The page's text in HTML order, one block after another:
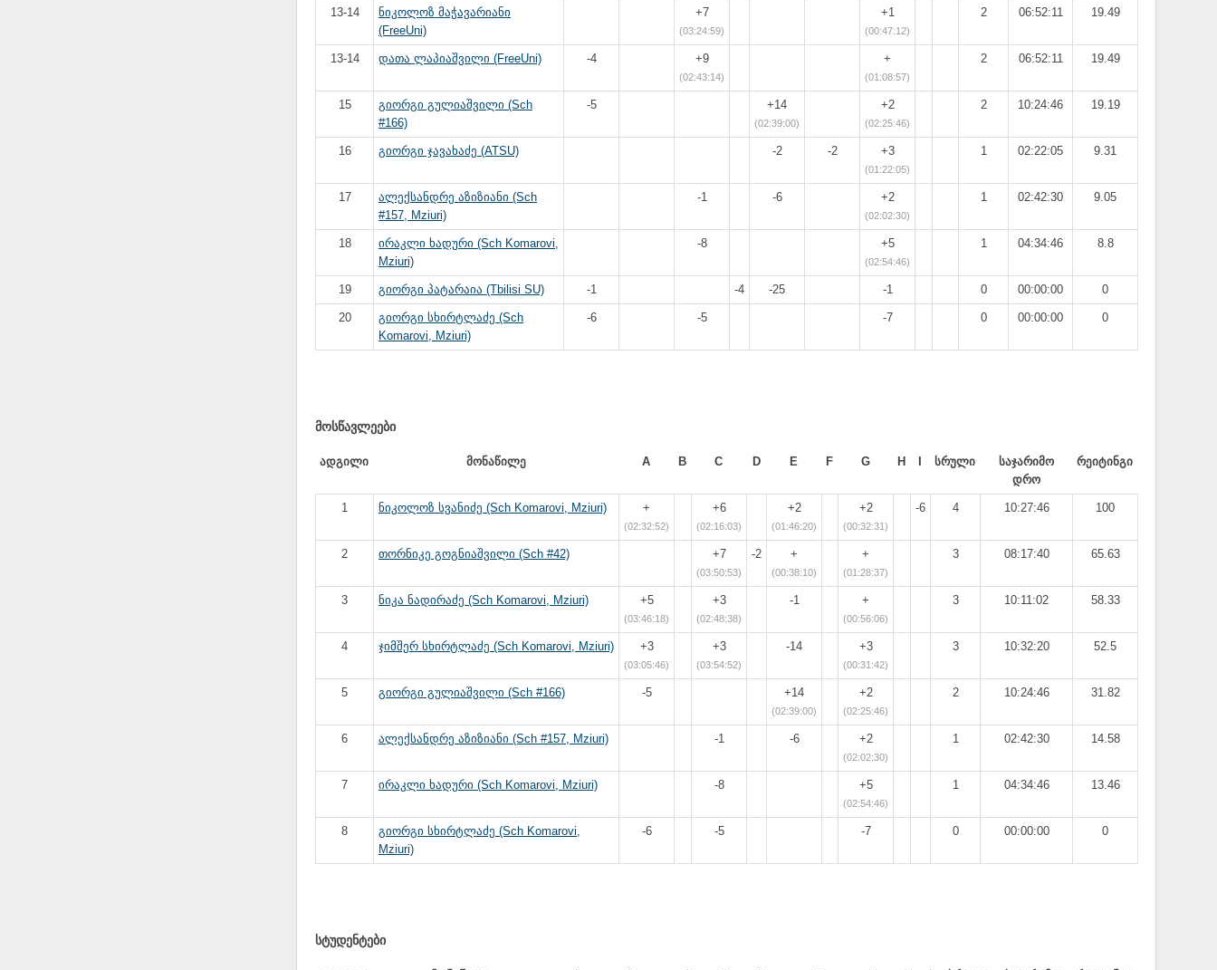
13-14
ნიკოლოზ მაჭავარიანი
(FreeUni)
+7
(03:24:59)
+1
(00:47:12)
2 06:52:11 19.49
13-14 დათა ლაპიაშვილი (FreeUni) -4 +9
(02:43:14)
+
(01:08:57)
2 06:52:11 19.49
15
გიორგი გულიაშვილი (Sch
#166)
-5 +14
(02:39:00)
+2
(02:25:46)
2 10:24:46 19.19
16 გიორგი ჯავახაძე (ATSU) -2 -2 +3
(01:22:05)
1 02:22:05 9.31
17
ალექსანდრე აზიზიანი (Sch
#157, Mziuri)
-1 -6 +2
(02:02:30)
1 02:42:30 9.05
18
ირაკლი ხადური (Sch Komarovi,
Mziuri)
-8 +5
(02:54:46)
1 04:34:46 8.8
19 გიორგი პატარაია (Tbilisi SU) -1 -4 -25 -1 0 00:00:00 0
20
გიორგი სხირტლაძე (Sch
Komarovi, Mziuri)
-6 -5 -7 0 00:00:00 0
მოსწავლეები
ადგილი მონაწილე A B C D E F G H სრული
საჯარიმო
დრო
რეიტინგი
1 ნიკოლოზ სვანიძე (Sch Komarovi, Mziuri) +
(02:32:52)
+6
(02:16:03)
+2
(01:46:20)
+2
(00:32:31)
-6 4 10:27:46 100
2 თორნიკე გოგნიაშვილი (Sch #42) +7
(03:50:53)
-2 +
(00:38:10)
+
(01:28:37)
3 08:17:40 65.63
3 ნიკა ნადირაძე (Sch Komarovi, Mziuri) +5
(03:46:18)
+3
(02:48:38)
-1 +
(00:56:06)
3 10:11:02 58.33
4 ჯიმშერ სხირტლაძე (Sch Komarovi, Mziuri) +3
(03:05:46)
+3
(03:54:52)
-14 +3
(00:31:42)
3 10:32:20 52.5
5 გიორგი გულიაშვილი (Sch #166) -5 +14
(02:39:00)
+2
(02:25:46)
2 10:24:46 31.82
6 ალექსანდრე აზიზიანი (Sch #157, Mziuri) -1 -6 +2
(02:02:30)
1 02:42:30 14.58
7 ირაკლი ხადური (Sch Komarovi, Mziuri) -8 +5
(02:54:46)
1 04:34:46 13.46
8
გიორგი სხირტლაძე (Sch Komarovi,
Mziuri)
-6 -5 -7 0 00:00:00 0
სტუდენტები